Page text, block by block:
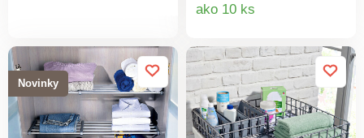
jednotlivé kusy môžete
bez námahy vybrať.
alebo pohovky – ušetríte
nábytok! Súprava 8
kusov, jednotlivo alebo
naskladané dohromady,
aby sa výška zvýšila až
o 22 cm.
ako 10 ks
Novinky